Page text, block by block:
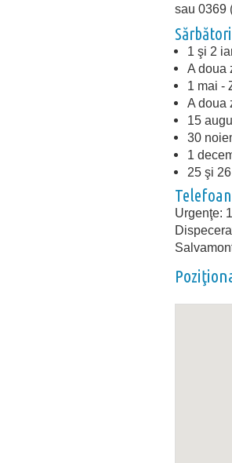
sau 0369
1 şi 2
A doua
1 mai -
A doua
15
30
1
25 şi
Urgenţe: